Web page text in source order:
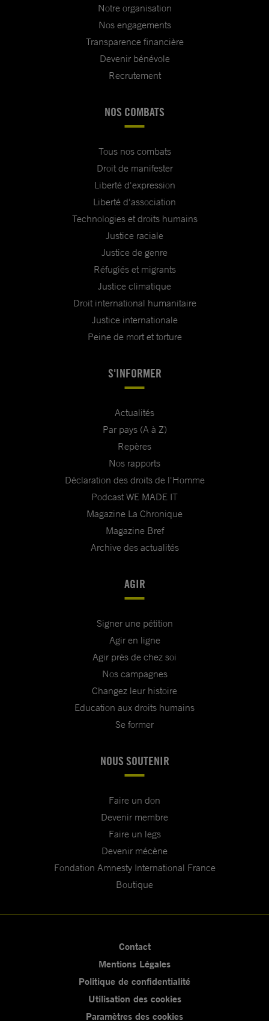
Notre organisation
Nos engagements
Transparence financière
Devenir bénévole
Recrutement
NOS COMBATS
Tous nos combats
Droit de manifester
Liberté d'expression
Liberté d'association
Technologies et droits humains
Justice raciale
Justice de genre
Réfugiés et migrants
Justice climatique
Droit international humanitaire
Justice internationale
Peine de mort et torture
S'INFORMER
Actualités
Par pays (A à Z)
Repères
Nos rapports
Déclaration des droits de l'Homme
Podcast WE MADE IT
Magazine La Chronique
Magazine Bref
Archive des actualités
AGIR
Signer une pétition
Agir en ligne
Agir près de chez soi
Nos campagnes
Changez leur histoire
Education aux droits humains
Se former
NOUS SOUTENIR
Faire un don
Devenir membre
Faire un legs
Devenir mécène
Fondation Amnesty International France
Boutique
Contact
Mentions Légales
Politique de confidentialité
Utilisation des cookies
Paramètres des cookies